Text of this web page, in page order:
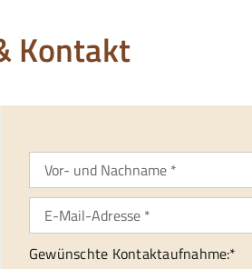
Kontakt
Gewünschte Kontaktaufnahme:*